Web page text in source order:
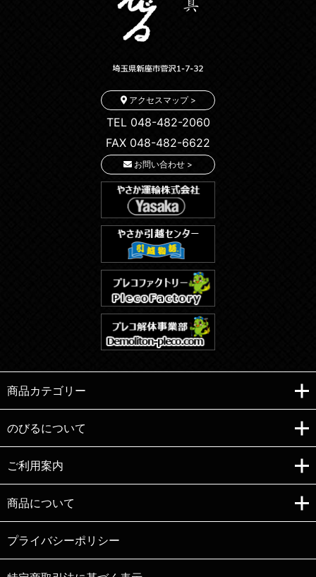
アクセスマップ >
TEL 048-482-2060
FAX 048-482-6622
お問い合わせ >
商品カテゴリー
のびるについて
ご利用案内
商品について
プライバシーポリシー
Copyright (C)e-nobiru All right reserved.